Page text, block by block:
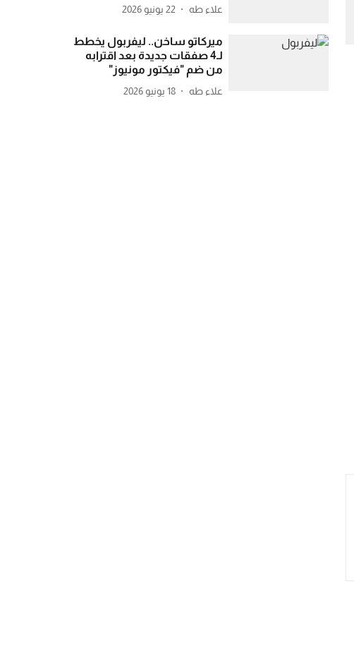
علاء طه 22 يونيو 2026
ميركاتو ساخن.. ليفربول يخطط
لـ4 صفقات جديدة بعد اقترابه
من ضم "فيكتور مونيوز"
علاء طه 18 يونيو 2026